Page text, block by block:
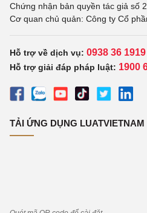
Chứng nhận bản quyền tác giả số
Cơ quan chủ quản: Công ty Cổ
Hỗ trợ về dịch vụ: 0938 36 1919
Hỗ trợ giải đáp pháp luật: 1900
TẢI ỨNG DỤNG LUATVIETNAM